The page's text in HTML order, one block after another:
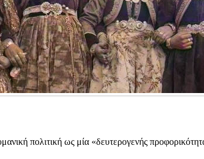
πολιτική ως μία «δευτερογενής